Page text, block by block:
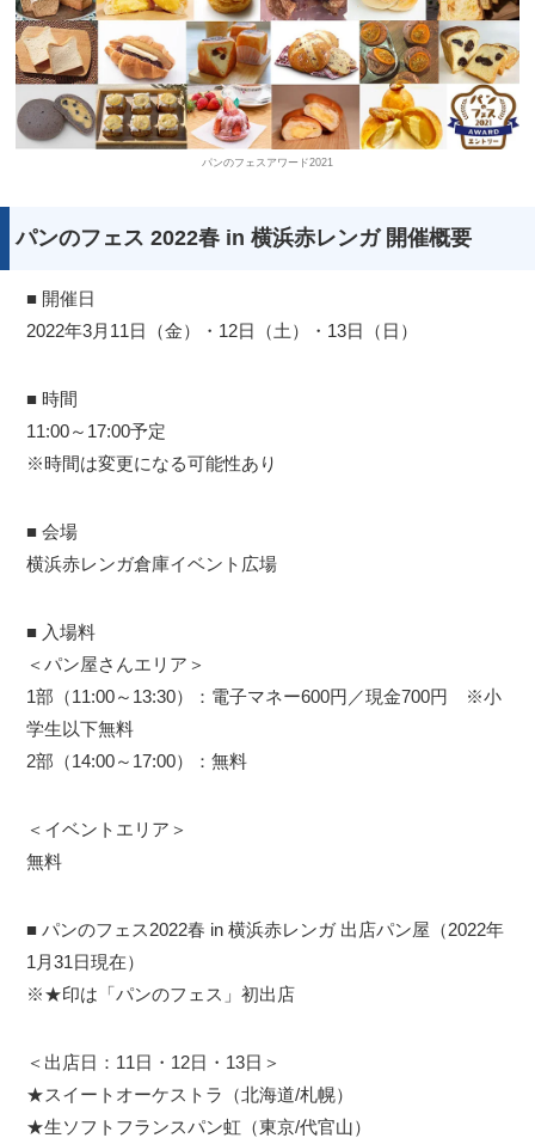
パンのフェスアワード2021
パンのフェス 2022春 in 横浜赤レンガ 開催概要
■ 開催日
2022年3月11日（金）・12日（土）・13日（日）
■ 時間
11:00～17:00予定
※時間は変更になる可能性あり
■ 会場
横浜赤レンガ倉庫イベント広場
■ 入場料
＜パン屋さんエリア＞
1部（11:00～13:30）：電子マネー600円／現金700円 ※小
学生以下無料
2部（14:00～17:00）：無料
＜イベントエリア＞
無料
■ パンのフェス2022春 in 横浜赤レンガ 出店パン屋（2022年
1月31日現在）
※★印は「パンのフェス」初出店
＜出店日：11日・12日・13日＞
★スイートオーケストラ（北海道/札幌）
★生ソフトフランスパン虹（東京/代官山）